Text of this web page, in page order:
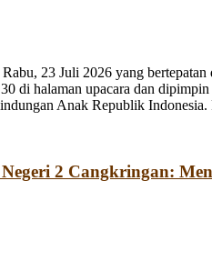
23 Juli 2026 yang
di halaman upacara dan
Anak Republik
2 Cangkringan: